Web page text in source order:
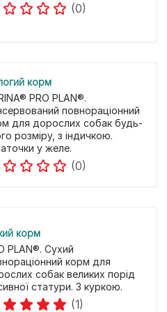
(0)
корм
PRO PLAN®.
повнораціонний
для дорослих собак будь-
розміру, з індичкою.
у желе.
(0)
корм
PLAN®. Сухий
корм для
собак великих порід
статури. З куркою.
(1)